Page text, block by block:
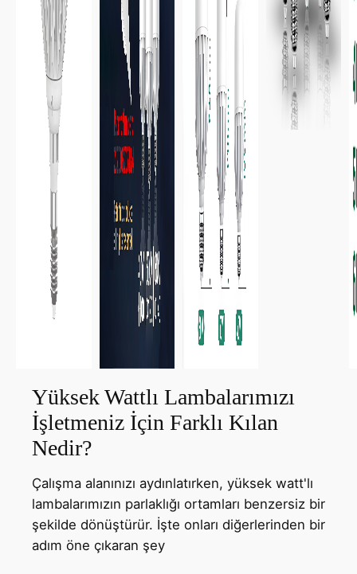
Yüksek Wattlı Lambalarımızı
İşletmeniz İçin Farklı Kılan
Nedir?
Çalışma alanınızı aydınlatırken, yüksek watt'lı
lambalarımızın parlaklığı ortamları benzersiz bir
şekilde dönüştürür. İşte onları diğerlerinden bir
adım öne çıkaran şey